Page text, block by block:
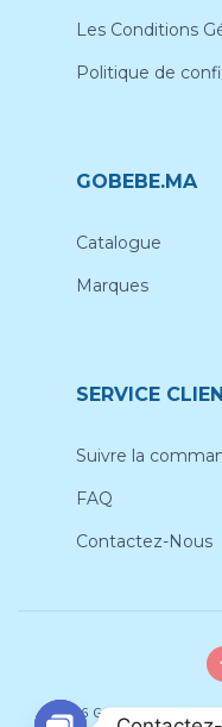
Les Conditions
Politique de
GOBEBE.MA
Catalogue
Marques
SERVICE
Suivre la
FAQ
Contactez-Nous
© 2026 Gobebe, All rights